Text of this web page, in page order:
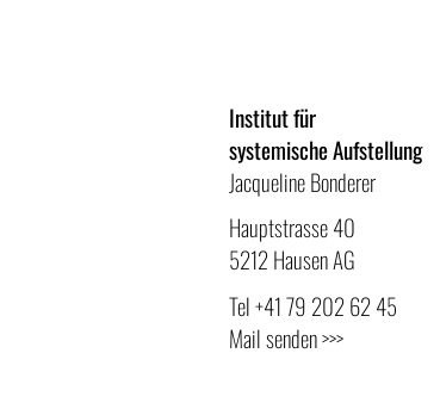
Institut für
systemische Aufstellung
Jacqueline Bonderer
Hauptstrasse 40
5212 Hausen AG
Tel+41 79 202 62 45
Mail senden >>>